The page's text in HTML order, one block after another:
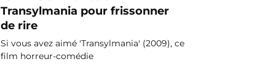
Transylmania pour frissonner
de rire
Si vous avez aimé 'Transylmania' (2009), ce
film horreur-comédie